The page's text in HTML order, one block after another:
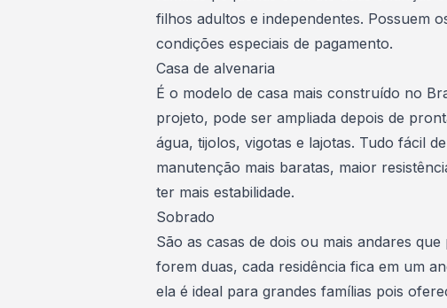
filhos adultos e independentes. Possuem
condições especiais de pagamento.
Casa de alvenaria
É o modelo de casa mais construído no
projeto, pode ser ampliada depois de
água, tijolos, vigotas e lajotas. Tudo fácil
manutenção mais baratas, maior
ter mais estabilidade.
Sobrado
São as casas de dois ou mais andares
forem duas, cada residência fica em um
ela é ideal para grandes famílias pois